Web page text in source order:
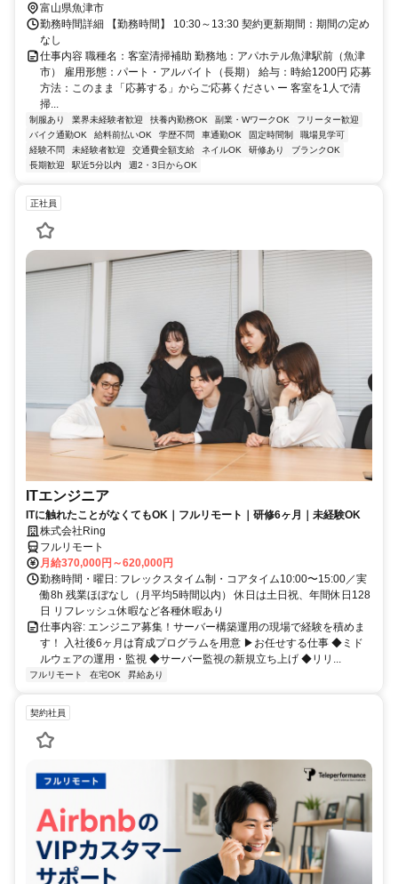
富山県魚津市
勤務時間詳細 【勤務時間】 10:30～13:30 契約更新期間：期間の定め
なし
仕事内容 職種名：客室清掃補助 勤務地：アパホテル魚津駅前（魚津
市） 雇用形態：パート・アルバイト（長期） 給与：時給1200円 応募
方法：このまま「応募する」からご応募ください ー 客室を1人で清
掃...
制服あり 業界未経験者歓迎 扶養内勤務OK 副業・WワークOK
フリーター歓迎
バイク通勤OK
給料前払いOK 学歴不問 車通勤OK 固定時間制
職場見学可
経験不問
未経験者歓迎 交通費全額支給 ネイルOK 研修あり
ブランクOK
長期歓迎
駅近5分以内 週2・3日からOK
正社員
ITエンジニア
ITに触れたことがなくてもOK｜フルリモート｜研修6ヶ月｜未経験OK
株式会社Ring
フルリモート
月給370,000円～620,000円
勤務時間・曜日: フレックスタイム制・コアタイム10:00〜15:00／実
働8h 残業ほぼなし（月平均5時間以内） 休日は土日祝、年間休日128
日 リフレッシュ休暇など各種休暇あり
仕事内容: エンジニア募集！サーバー構築運用の現場で経験を積めま
す！ 入社後6ヶ月は育成プログラムを用意 ▶お任せする仕事 ◆ミド
ルウェアの運用・監視 ◆サーバー監視の新規立ち上げ ◆リリ...
フルリモート 在宅OK 昇給あり
契約社員